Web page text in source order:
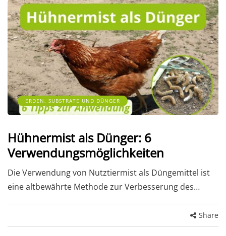
ERDEN, SUBSTRATE UND DÜNGER
Hühnermist als Dünger: 6
Verwendungsmöglichkeiten
Die Verwendung von Nutztiermist als Düngemittel ist
eine altbewährte Methode zur Verbesserung des…
Share